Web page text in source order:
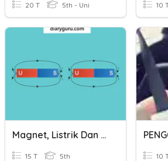
20 T 5th - Uni 10
Magnet, Listrik Dan Teknologi
15 T 5th 10